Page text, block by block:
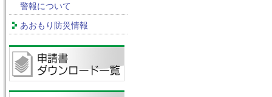
警報について
あおもり防災情報